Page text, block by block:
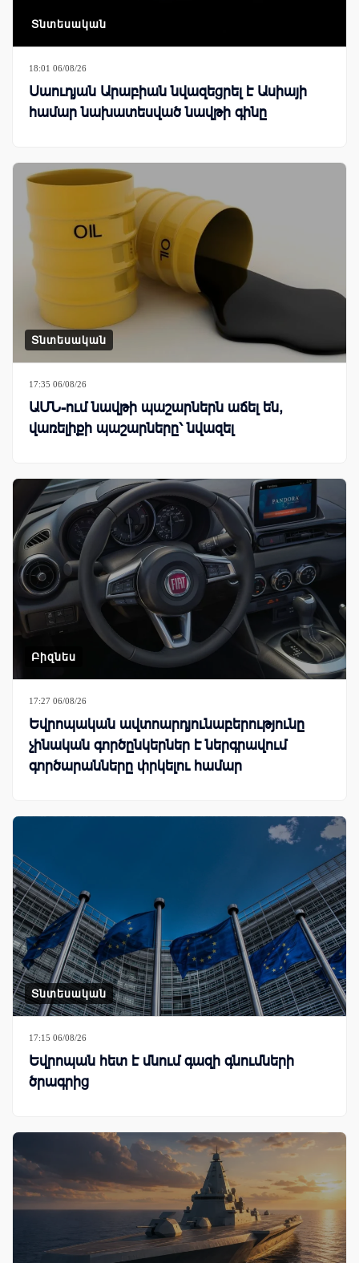
Տնտեսական
18:01 06/08/26
Սաուդյան Արաբիան նվազեցրել է Ասիայի
համար նախատեսված նավթի գինը
Տնտեսական
17:35 06/08/26
ԱՄՆ-ում նավթի պաշարներն աճել են,
վառելիքի պաշարները՝ նվազել
Բիզնես
17:27 06/08/26
Եվրոպական ավտոարդյունաբերությունը
չինական գործընկերներ է ներգրավում
գործարանները փրկելու համար
Տնտեսական
17:15 06/08/26
Եվրոպան հետ է մնում գազի գնումների
ծրագրից